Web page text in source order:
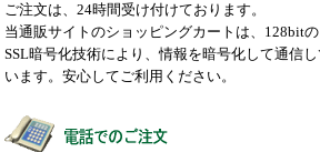
ご注文は、24時間受け付けております。
当通販サイトのショッピングカートは、128bitの
SSL暗号化技術により、情報を暗号化して通信
います。安心してご利用ください。